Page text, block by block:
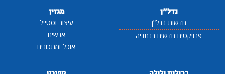
נדל"ן
חדשות נדל"ן
פרויקטים חדשים בנתניה
מגזין
עיצוב וסטייל
אנשים
אוכל ומתכונים